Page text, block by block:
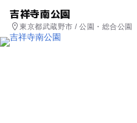
吉祥寺南公園
東京都武蔵野市 / 公園・総合公園